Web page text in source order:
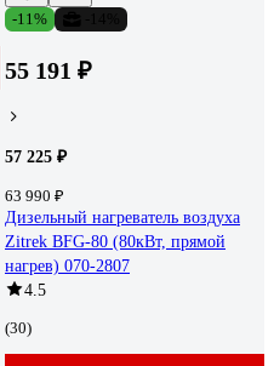
-11%
55 191 ₽
57 225 ₽
63 990 ₽
Дизельный нагреватель воздуха
Zitrek BFG-80 (80кВт, прямой
нагрев) 070-2807
4.5
(30)